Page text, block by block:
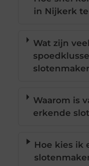
in Nijkerk
Wat zijn
Waarom is
erkende
Hoe kies ik